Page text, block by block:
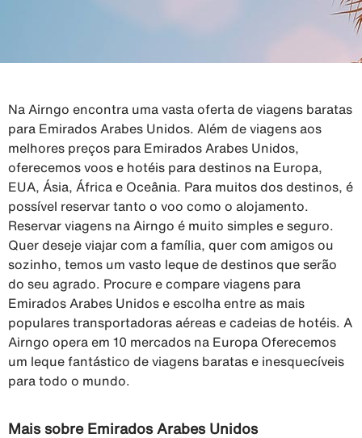
Na Airngo encontra uma vasta oferta de viagens baratas
para Emirados Arabes Unidos. Além de viagens aos
melhores preços para Emirados Arabes Unidos,
oferecemos voos e hotéis para destinos na Europa,
EUA, Ásia, África e Oceânia. Para muitos dos destinos, é
possível reservar tanto o voo como o alojamento.
Reservar viagens na Airngo é muito simples e seguro.
Quer deseje viajar com a família, quer com amigos ou
sozinho, temos um vasto leque de destinos que serão
do seu agrado. Procure e compare viagens para
Emirados Arabes Unidos e escolha entre as mais
populares transportadoras aéreas e cadeias de hotéis. A
Airngo opera em 10 mercados na Europa Oferecemos
um leque fantástico de viagens baratas e inesquecíveis
para todo o mundo.
Mais sobre Emirados Arabes Unidos